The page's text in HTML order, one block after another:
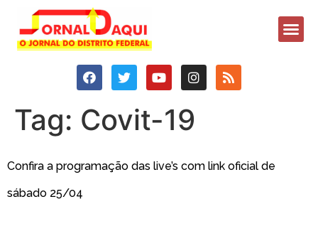
Tag: Covit-19
Confira a programação das live’s com link oficial de
sábado 25/04